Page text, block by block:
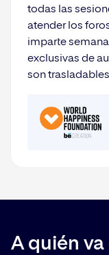
todas las
atender los
imparte
exclusivas de
son
A quién